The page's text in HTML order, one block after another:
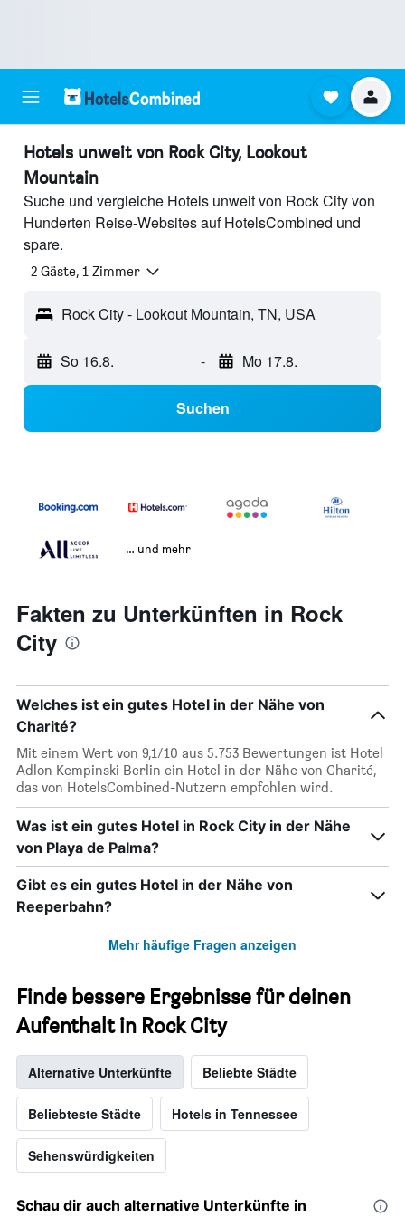
Hotels unweit von Rock City, Lookout
Mountain
Suche und vergleiche Hotels unweit von Rock City von
Hunderten Reise-Websites auf HotelsCombined und
spare.
2 Gäste, 1 Zimmer
Rock City - Lookout Mountain, TN, USA
So 16.8. - Mo 17.8.
Suchen
… und mehr
Fakten zu Unterkünften in Rock
City
Welches ist ein gutes Hotel in der Nähe von
Charité?
Mit einem Wert von 9,1/10 aus 5.753 Bewertungen ist Hotel
Adlon Kempinski Berlin ein Hotel in der Nähe von Charité,
das von HotelsCombined-Nutzern empfohlen wird.
Was ist ein gutes Hotel in Rock City in der Nähe
von Playa de Palma?
Gibt es ein gutes Hotel in der Nähe von
Reeperbahn?
Mehr häufige Fragen anzeigen
Finde bessere Ergebnisse für deinen
Aufenthalt in Rock City
Alternative Unterkünfte Beliebte Städte
Beliebteste Städte Hotels in Tennessee
Sehenswürdigkeiten
Schau dir auch alternative Unterkünfte in